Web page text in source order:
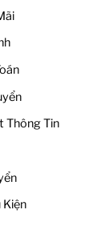
Thông Tin
Kiện